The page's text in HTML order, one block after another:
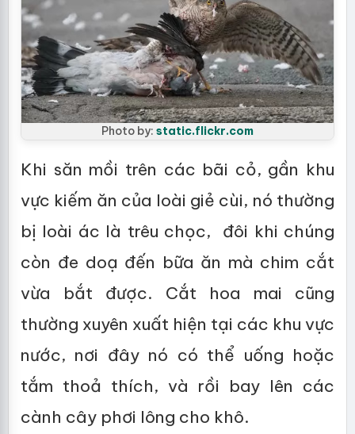
Photo by: static.flickr.com
Khi săn mồi trên các bãi cỏ, gần khu
vực kiếm ăn của loài giẻ cùi, nó thường
bị loài ác là trêu chọc, đôi khi chúng
còn đe doạ đến bữa ăn mà chim cắt
vừa bắt được. Cắt hoa mai cũng
thường xuyên xuất hiện tại các khu vực
nước, nơi đây nó có thể uống hoặc
tắm thoả thích, và rồi bay lên các
cành cây phơi lông cho khô.